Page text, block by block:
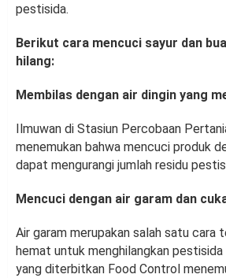
pestisida.
Berikut cara mencuci sayur dan
hilang:
Membilas dengan air dingin yang
Ilmuwan di Stasiun Percobaan
menemukan bahwa mencuci produk
dapat mengurangi jumlah residu
Mencuci dengan air garam dan
Air garam merupakan salah satu cara
hemat untuk menghilangkan
yang diterbitkan Food Control